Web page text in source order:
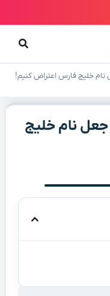
نام خلیج فارس اعتراض کنیم!
جعل نام خلیج